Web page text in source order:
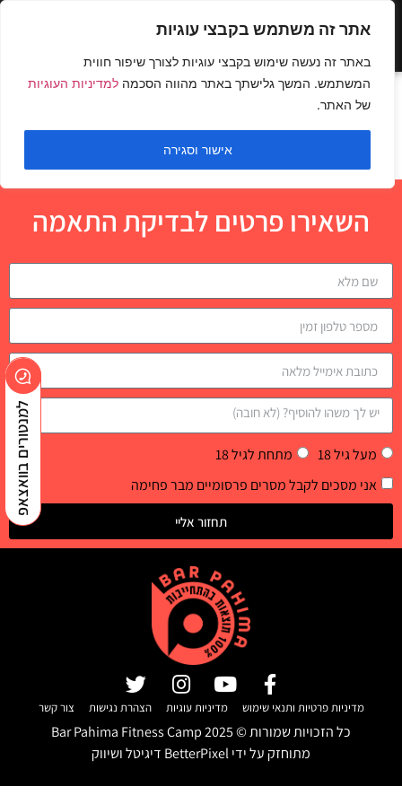
אתר זה משתמש בקבצי עוגיות
באתר זה נעשה שימוש בקבצי עוגיות לצורך שיפור חווית
המשתמש. המשך גלישתך באתר מהווה הסכמה למדיניות העוגיות
של האתר.
אישור וסגירה
לחיצת חזה באחיזה צרה
בסמית משין
השאירו פרטים לבדיקת התאמה
מעל גיל 18
מתחת לגיל 18
אני מסכים לקבל מסרים פרסומיים מבר פחימה
תחזור אליי
מדיניות פרטיות ותנאי שימוש מדיניות עוגיות הצהרת נגישות צור קשר
כל הזכויות שמורות © Bar Pahima Fitness Camp2025
מתוחזק על ידיBetterPixel דיגיטל ושיווק
למנטורים בוואצאפ